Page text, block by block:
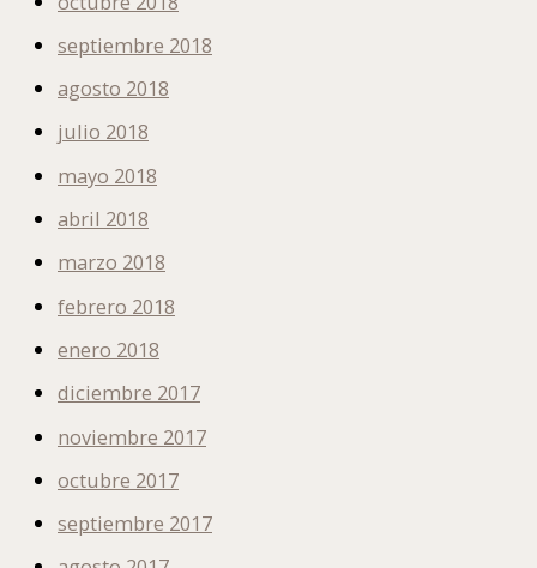
septiembre 2018
agosto 2018
julio 2018
mayo 2018
abril 2018
marzo 2018
febrero 2018
enero 2018
diciembre 2017
noviembre 2017
octubre 2017
septiembre 2017